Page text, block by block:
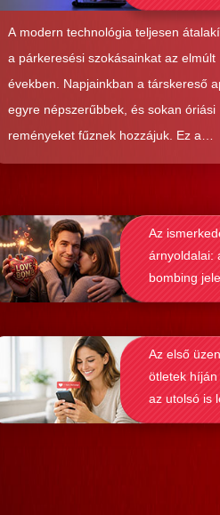
komoly
A modern technológia teljesen
a párkeresési szokásainkat az elmúlt
években. Napjainkban a társkereső
egyre népszerűbbek, és sokan óriási
reményeket fűznek hozzájuk. Ez a
közkedveltség egyáltalán nem
nagyon könnyen és gyorsan lehet
elérni a flörtölésben. A legfőbb
azonban az, hogy ezek az
valóban hozzásegítenek-e minket egy
Az
árnyoldalai:
bombing
felismerése
Az első
ötletek híján
az utolsó is